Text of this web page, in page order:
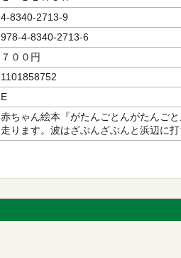
4-8340-2713-9
978-4-8340-2713-6
７００円
1101858752
E
赤ちゃん絵本『がたんごとんがたんご
走ります。波はざぶんざぶんと浜辺に